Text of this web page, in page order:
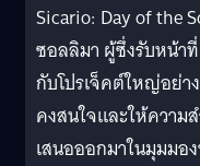
Sicario: Day of the
ซอลลิมา ผู้ซึ่งรับหน้า
กับโปรเจ็คต์ใหญ่อย่า
คงสนใจและให้ความ
เสนอออกมาในมุมมอง